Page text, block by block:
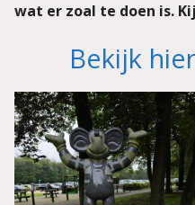
wat er zoal te doen is.
Bekijk